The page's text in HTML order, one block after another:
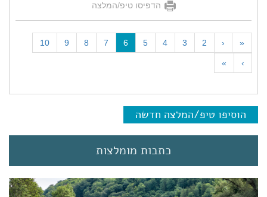
הדפיסו טיפ/המלצה
«
‹
2
3
4
5
6
(
c
t
)
7
8
9
10
›
»
הוסיפו טיפ/המלצה חדשה
כתבות מומלצות